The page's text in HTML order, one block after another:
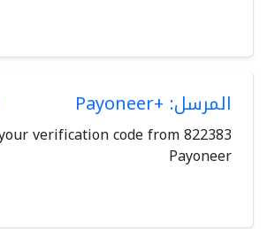
المرسل: +Payoneer
is your verification code from
Payoneer